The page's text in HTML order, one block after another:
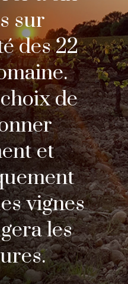
sur
des 22
de
et
vignes
les